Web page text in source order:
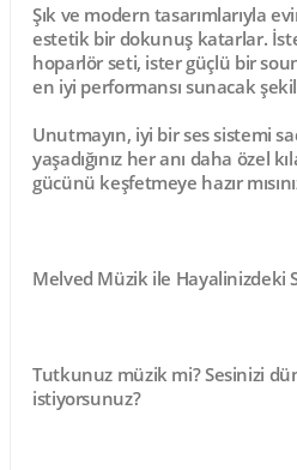
Şık ve modern tasarımlarıyla
estetik bir dokunuş katarlar.
hoparlör seti, ister güçlü bir
en iyi performansı sunacak
Unutmayın, iyi bir ses sistemi
yaşadığınız her anı daha özel
gücünü keşfetmeye hazır
Melved Müzik ile Hayalinizdeki
Tutkunuz müzik mi? Sesinizi
istiyorsunuz?